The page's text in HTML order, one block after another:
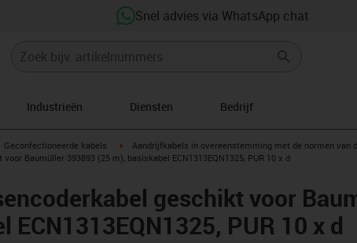
Snel advies via WhatsApp chat
Industrieën Diensten Bedrijf
igus-icon-arrow-right
Geconfectioneerde kabels igus-icon-arrow-right
Aandrijfkabels in overeenstemming met de normen van
Baumüller 393893 (25 m), basiskabel ECN1313EQN1325, PUR 10 x d
geschikt voor
ECN1313EQN1325, PUR 10 x d